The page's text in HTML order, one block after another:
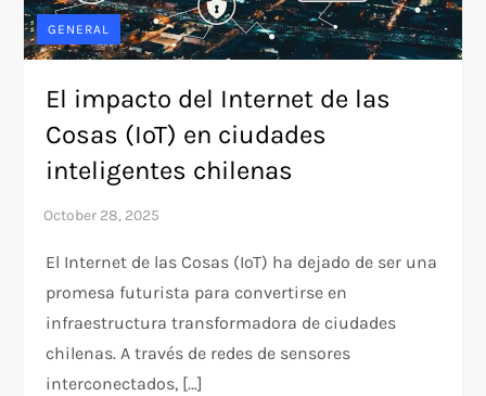
GENERAL
El impacto del Internet de las
Cosas (IoT) en ciudades
inteligentes chilenas
El Internet de las Cosas (IoT) ha dejado de ser una
promesa futurista para convertirse en
infraestructura transformadora de ciudades
chilenas. A través de redes de sensores
interconectados, […]